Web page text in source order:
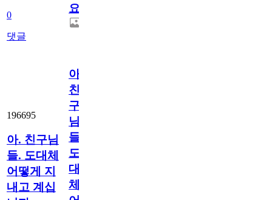
0
댓글
요.
196695
아. 친구님
들. 도대체
어떻게 지
내고 계십
아.
친
구
님
들.
도
대
체